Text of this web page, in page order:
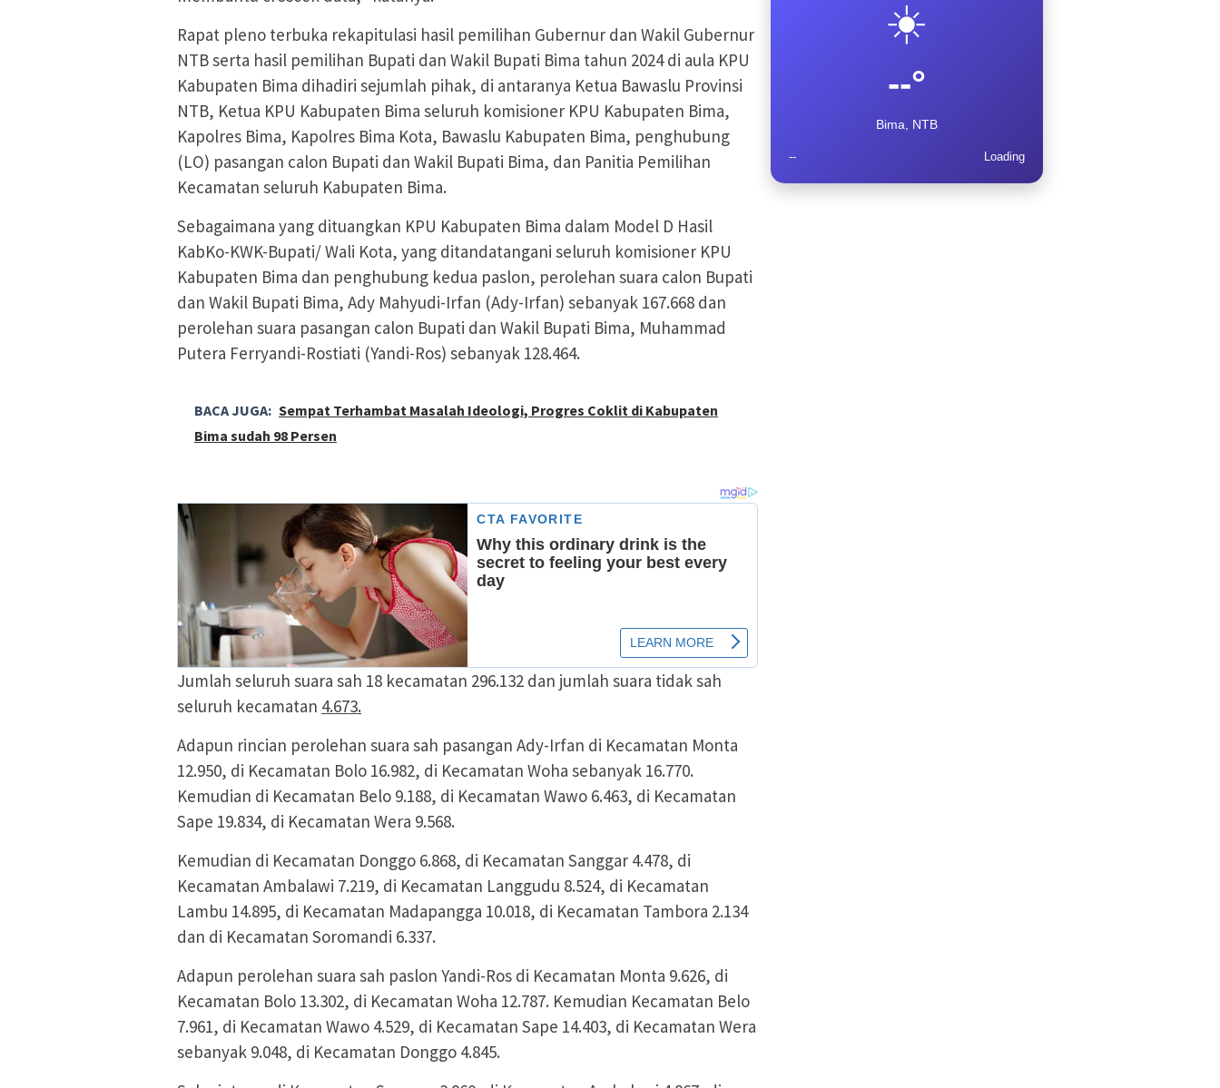
Rapat pleno terbuka rekapitulasi hasil pemilihan Gubernur dan Wakil Gubernur
NTB serta hasil pemilihan Bupati dan Wakil Bupati Bima tahun 2024 di aula KPU
Kabupaten Bima dihadiri sejumlah pihak, di antaranya Ketua Bawaslu Provinsi
NTB, Ketua KPU Kabupaten Bima seluruh komisioner KPU Kabupaten Bima,
Kapolres Bima, Kapolres Bima Kota, Bawaslu Kabupaten Bima, penghubung
(LO) pasangan calon Bupati dan Wakil Bupati Bima, dan Panitia Pemilihan
Kecamatan seluruh Kabupaten Bima.
Sebagaimana yang dituangkan KPU Kabupaten Bima dalam Model D Hasil
KabKo-KWK-Bupati/ Wali Kota, yang ditandatangani seluruh komisioner KPU
Kabupaten Bima dan penghubung kedua paslon, perolehan suara calon Bupati
dan Wakil Bupati Bima, Ady Mahyudi-Irfan (Ady-Irfan) sebanyak 167.668 dan
perolehan suara pasangan calon Bupati dan Wakil Bupati Bima, Muhammad
Putera Ferryandi-Rostiati (Yandi-Ros) sebanyak 128.464.
BACA JUGA: Sempat Terhambat Masalah Ideologi, Progres Coklit di Kabupaten
Bima sudah 98 Persen
Jumlah seluruh suara sah 18 kecamatan 296.132 dan jumlah suara tidak sah
seluruh kecamatan 4.673.
Adapun rincian perolehan suara sah pasangan Ady-Irfan di Kecamatan Monta
12.950, di Kecamatan Bolo 16.982, di Kecamatan Woha sebanyak 16.770.
Kemudian di Kecamatan Belo 9.188, di Kecamatan Wawo 6.463, di Kecamatan
Sape 19.834, di Kecamatan Wera 9.568.
Kemudian di Kecamatan Donggo 6.868, di Kecamatan Sanggar 4.478, di
Kecamatan Ambalawi 7.219, di Kecamatan Langgudu 8.524, di Kecamatan
Lambu 14.895, di Kecamatan Madapangga 10.018, di Kecamatan Tambora 2.134
dan di Kecamatan Soromandi 6.337.
Adapun perolehan suara sah paslon Yandi-Ros di Kecamatan Monta 9.626, di
Kecamatan Bolo 13.302, di Kecamatan Woha 12.787. Kemudian Kecamatan Belo
7.961, di Kecamatan Wawo 4.529, di Kecamatan Sape 14.403, di Kecamatan Wera
sebanyak 9.048, di Kecamatan Donggo 4.845.
☀️
--°
Bima, NTB
-- Loading